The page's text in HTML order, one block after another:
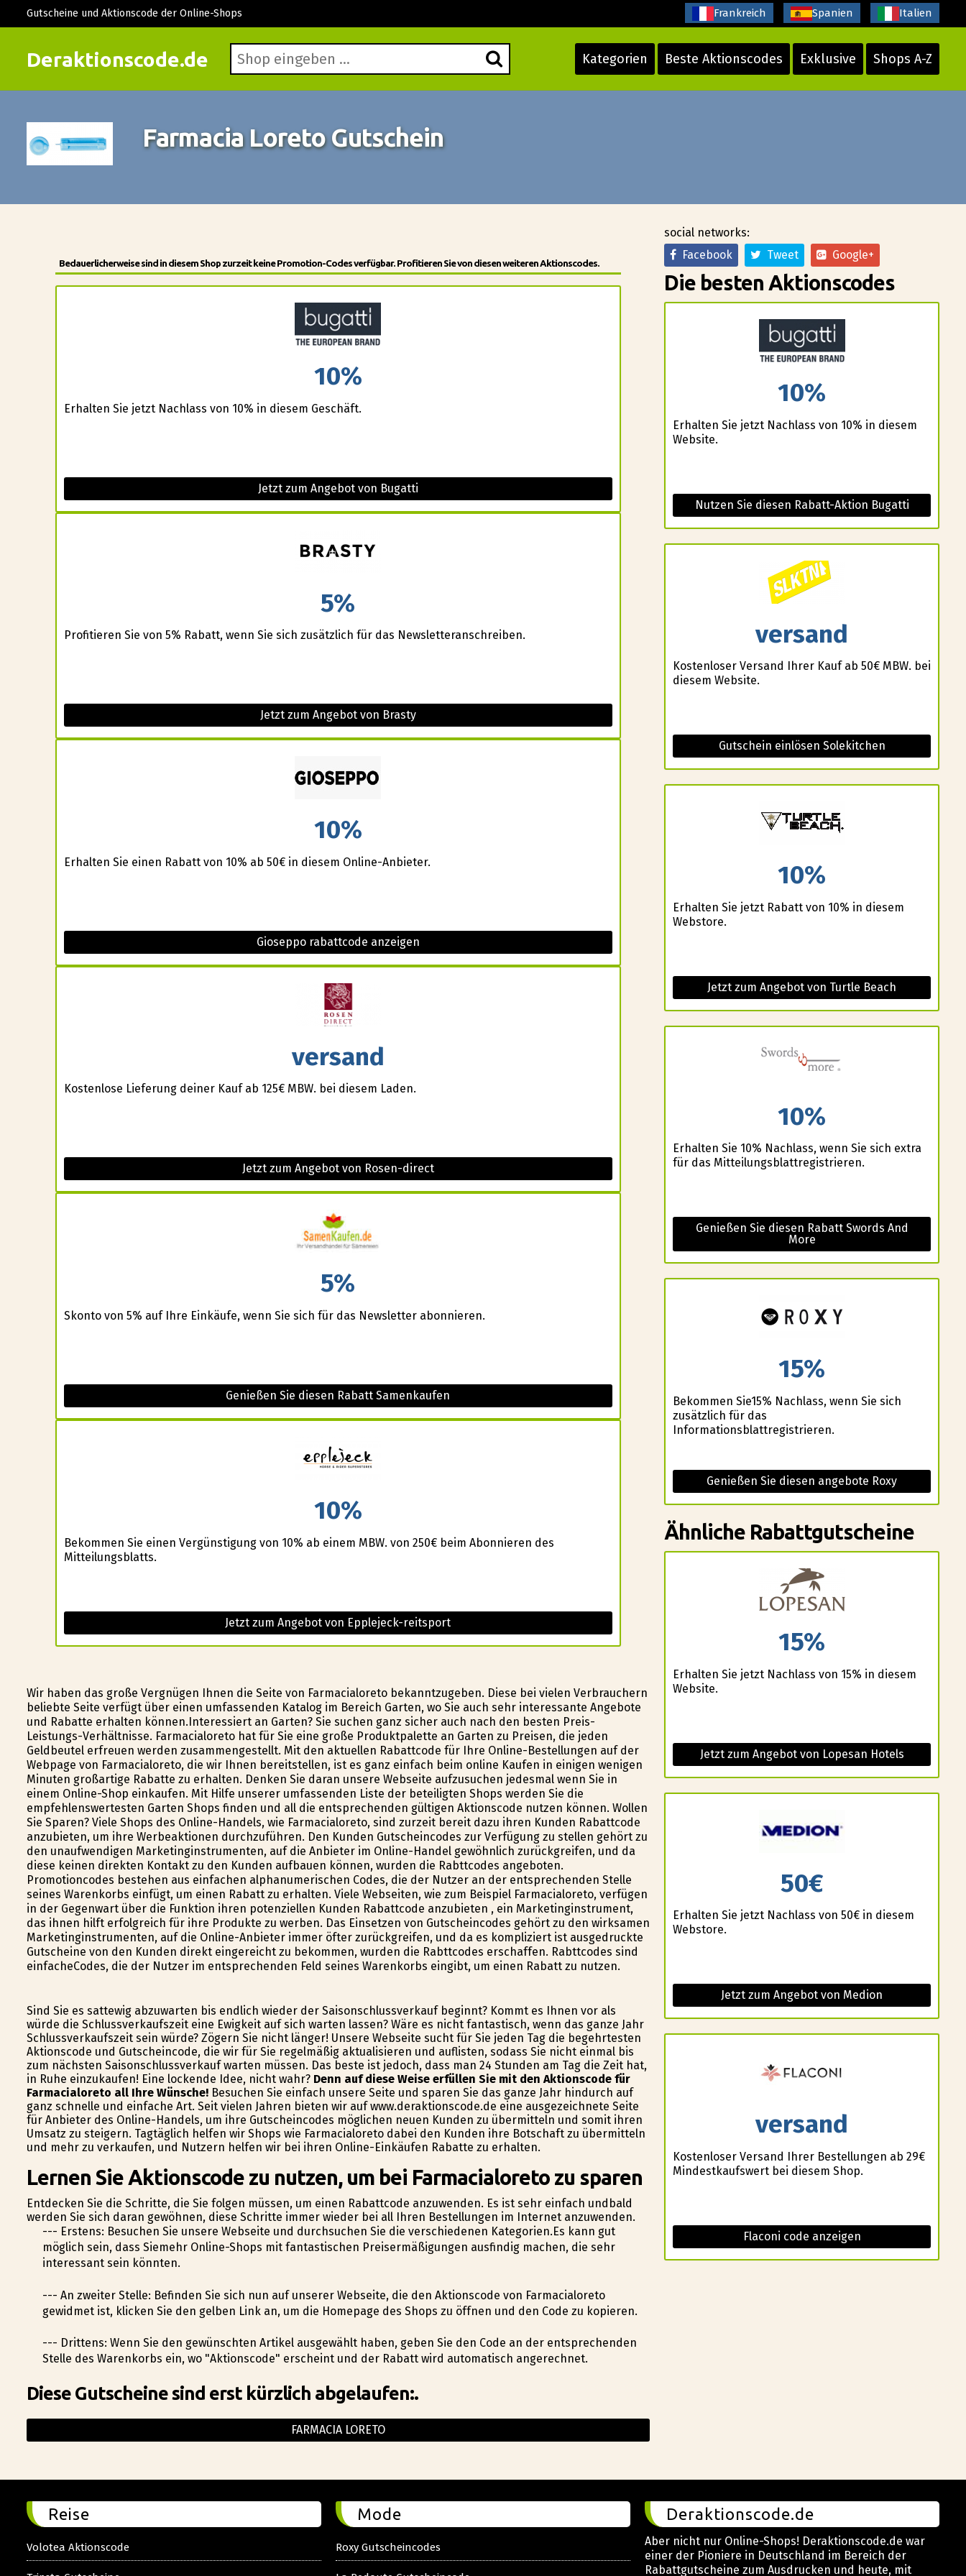
Deraktionscode.de Kategorien Beste Aktionscodes Exklusive Shops A-Z
Gutscheine und Aktionscode der Online-Shops Frankreich Spanien Italien
Farmacia Loreto Gutschein
Bedauerlicherweise sind in diesem Shop zurzeit keine Promotion-Codes verfügbar. Profitieren Sie von diesen weiteren Aktionscodes.
10%
Erhalten Sie jetzt Nachlass von 10% in diesem Geschäft.
Jetzt zum Angebot von Bugatti
5%
Profitieren Sie von 5% Rabatt, wenn Sie sich zusätzlich für das Newsletteranschreiben.
Jetzt zum Angebot von Brasty
10%
Erhalten Sie einen Rabatt von 10% ab 50€ in diesem Online-Anbieter.
Gioseppo rabattcode anzeigen
versand
Kostenlose Lieferung deiner Kauf ab 125€ MBW. bei diesem Laden.
Jetzt zum Angebot von Rosen-direct
5%
Skonto von 5% auf Ihre Einkäufe, wenn Sie sich für das Newsletter abonnieren.
Genießen Sie diesen Rabatt Samenkaufen
10%
Bekommen Sie einen Vergünstigung von 10% ab einem MBW. von 250€ beim Abonnieren des
Mitteilungsblatts.
Jetzt zum Angebot von Epplejeck-reitsport
Wir haben das große Vergnügen Ihnen die Seite von Farmacialoreto bekanntzugeben. Diese bei vielen Verbrauchern
beliebte Seite verfügt über einen umfassenden Katalog im Bereich Garten, wo Sie auch sehr interessante Angebote
und Rabatte erhalten können.Interessiert an Garten? Sie suchen ganz sicher auch nach den besten Preis-
Leistungs-Verhältnisse. Farmacialoreto hat für Sie eine große Produktpalette an Garten zu Preisen, die jeden
Geldbeutel erfreuen werden zusammengestellt. Mit den aktuellen Rabattcode für Ihre Online-Bestellungen auf der
Webpage von Farmacialoreto, die wir Ihnen bereitstellen, ist es ganz einfach beim online Kaufen in einigen wenigen
Minuten großartige Rabatte zu erhalten. Denken Sie daran unsere Webseite aufzusuchen jedesmal wenn Sie in
einem Online-Shop einkaufen. Mit Hilfe unserer umfassenden Liste der beteiligten Shops werden Sie die
empfehlenswertesten Garten Shops finden und all die entsprechenden gültigen Aktionscode nutzen können. Wollen
Sie Sparen? Viele Shops des Online-Handels, wie Farmacialoreto, sind zurzeit bereit dazu ihren Kunden Rabattcode
anzubieten, um ihre Werbeaktionen durchzuführen. Den Kunden Gutscheincodes zur Verfügung zu stellen gehört zu
den unaufwendigen Marketinginstrumenten, auf die Anbieter im Online-Handel gewöhnlich zurückgreifen, und da
diese keinen direkten Kontakt zu den Kunden aufbauen können, wurden die Rabttcodes angeboten.
Promotioncodes bestehen aus einfachen alphanumerischen Codes, die der Nutzer an der entsprechenden Stelle
seines Warenkorbs einfügt, um einen Rabatt zu erhalten. Viele Webseiten, wie zum Beispiel Farmacialoreto, verfügen
in der Gegenwart über die Funktion ihren potenziellen Kunden Rabattcode anzubieten , ein Marketinginstrument,
das ihnen hilft erfolgreich für ihre Produkte zu werben. Das Einsetzen von Gutscheincodes gehört zu den wirksamen
Marketinginstrumenten, auf die Online-Anbieter immer öfter zurückgreifen, und da es kompliziert ist ausgedruckte
Gutscheine von den Kunden direkt eingereicht zu bekommen, wurden die Rabttcodes erschaffen. Rabttcodes sind
einfacheCodes, die der Nutzer im entsprechenden Feld seines Warenkorbs eingibt, um einen Rabatt zu nutzen.
Sind Sie es sattewig abzuwarten bis endlich wieder der Saisonschlussverkauf beginnt? Kommt es Ihnen vor als
würde die Schlussverkaufszeit eine Ewigkeit auf sich warten lassen? Wäre es nicht fantastisch, wenn das ganze Jahr
Schlussverkaufszeit sein würde? Zögern Sie nicht länger! Unsere Webseite sucht für Sie jeden Tag die begehrtesten
Aktionscode und Gutscheincode, die wir für Sie regelmäßig aktualisieren und auflisten, sodass Sie nicht einmal bis
zum nächsten Saisonschlussverkauf warten müssen. Das beste ist jedoch, dass man 24 Stunden am Tag die Zeit hat,
in Ruhe einzukaufen! Eine lockende Idee, nicht wahr? Denn auf diese Weise erfüllen Sie mit den Aktionscode für
Farmacialoreto all Ihre Wünsche!Besuchen Sie einfach unsere Seite und sparen Sie das ganze Jahr hindurch auf
ganz schnelle und einfache Art. Seit vielen Jahren bieten wir auf www.deraktionscode.de eine ausgezeichnete Seite
für Anbieter des Online-Handels, um ihre Gutscheincodes möglichen neuen Kunden zu übermitteln und somit ihren
Umsatz zu steigern. Tagtäglich helfen wir Shops wie Farmacialoreto dabei den Kunden ihre Botschaft zu übermitteln
und mehr zu verkaufen, und Nutzern helfen wir bei ihren Online-Einkäufen Rabatte zu erhalten.
Lernen Sie Aktionscode zu nutzen, um bei Farmacialoreto zu sparen
Entdecken Sie die Schritte, die Sie folgen müssen, um einen Rabattcode anzuwenden. Es ist sehr einfach undbald
werden Sie sich daran gewöhnen, diese Schritte immer wieder bei all Ihren Bestellungen im Internet anzuwenden.
--- Erstens: Besuchen Sie unsere Webseite und durchsuchen Sie die verschiedenen Kategorien.Es kann gut
möglich sein, dass Siemehr Online-Shops mit fantastischen Preisermäßigungen ausfindig machen, die sehr
interessant sein könnten.
--- An zweiter Stelle: Befinden Sie sich nun auf unserer Webseite, die den Aktionscode von Farmacialoreto
gewidmet ist, klicken Sie den gelben Link an, um die Homepage des Shops zu öffnen und den Code zu kopieren.
--- Drittens: Wenn Sie den gewünschten Artikel ausgewählt haben, geben Sie den Code an der entsprechenden
Stelle des Warenkorbs ein, wo "Aktionscode" erscheint und der Rabatt wird automatisch angerechnet.
Diese Gutscheine sind erst kürzlich abgelaufen:.
FARMACIA LORETO
social networks:
Facebook
Tweet Google+
Die besten Aktionscodes
10%
Erhalten Sie jetzt Nachlass von 10% in diesem
Website.
Nutzen Sie diesen Rabatt-Aktion Bugatti
versand
Kostenloser Versand Ihrer Kauf ab 50€ MBW. bei
diesem Website.
Gutschein einlösen Solekitchen
10%
Erhalten Sie jetzt Rabatt von 10% in diesem
Webstore.
Jetzt zum Angebot von Turtle Beach
10%
Erhalten Sie 10% Nachlass, wenn Sie sich extra
für das Mitteilungsblattregistrieren.
Genießen Sie diesen Rabatt Swords And
More
15%
Bekommen Sie15% Nachlass, wenn Sie sich
zusätzlich für das
Informationsblattregistrieren.
Genießen Sie diesen angebote Roxy
Ähnliche Rabattgutscheine
15%
Erhalten Sie jetzt Nachlass von 15% in diesem
Website.
Jetzt zum Angebot von Lopesan Hotels
50€
Erhalten Sie jetzt Nachlass von 50€ in diesem
Webstore.
Jetzt zum Angebot von Medion
versand
Kostenloser Versand Ihrer Bestellungen ab 29€
Mindestkaufswert bei diesem Shop.
Flaconi code anzeigen
Reise
Volotea Aktionscode
Mode
Roxy Gutscheincodes
Deraktionscode.de
Aber nicht nur Online-Shops! Deraktionscode.de war
einer der Pioniere in Deutschland im Bereich der
Rabattgutscheine zum Ausdrucken und heute, mit